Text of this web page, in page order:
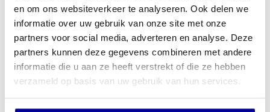
en om ons websiteverkeer te analyseren. Ook delen we
informatie over uw gebruik van onze site met onze
partners voor social media, adverteren en analyse. Deze
partners kunnen deze gegevens combineren met andere
informatie die u aan ze heeft verstrekt of die ze hebben
verzameld op basis van uw gebruik van hun services.
Stahulp Interstuhl UPis1 110U leverbaar in 6
kleuren
€220,00
INCL BTW: €180,00